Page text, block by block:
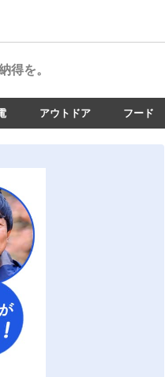
得を。
アウトドア フード